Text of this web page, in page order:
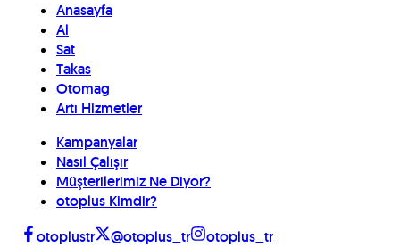
Anasayfa
Al
Sat
Takas
Otomag
Artı Hizmetler
Kampanyalar
Nasıl Çalışır
Müşterilerimiz Ne Diyor?
otoplus Kimdir?
otoplustr
@otoplus_tr
otoplus_tr